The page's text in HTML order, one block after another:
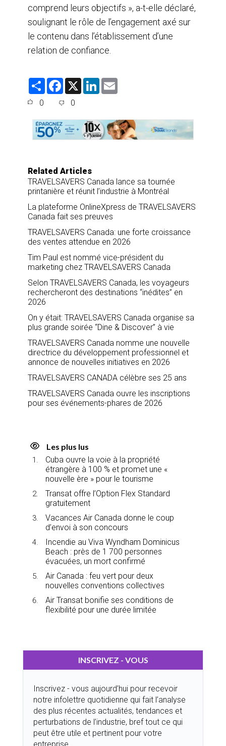
comprend leurs objectifs », a-t-elle déclaré,
soulignant le rôle de l’engagement axé sur
le contenu dans l’établissement d’une
relation de confiance.
S
F
e
o
o
k
X
L
d
I
n
0 0
Related Articles
TRAVELSAVERS Canada lance sa tournée
printanière et réunit l’industrie à Montréal
La plateforme OnlineXpress de TRAVELSAVERS
Canada fait ses preuves
TRAVELSAVERS Canada: une forte croissance
des ventes attendue en 2026
Tim Paul est nommé vice-président du
marketing chez TRAVELSAVERS Canada
Selon TRAVELSAVERS Canada, les voyageurs
rechercheront des destinations “inédites” en
2026
On y était: TRAVELSAVERS Canada organise sa
plus grande soirée “Dine & Discover” à vie
TRAVELSAVERS Canada nomme une nouvelle
directrice du développement professionnel et
annonce de nouvelles initiatives en 2026
TRAVELSAVERS CANADA célèbre ses 25 ans
TRAVELSAVERS Canada ouvre les inscriptions
pour ses événements-phares de 2026
Les plus lus
Cuba ouvre la voie à la propriété
étrangère à 100 % et promet une «
nouvelle ère » pour le tourisme
Transat offre l’Option Flex Standard
gratuitement
Vacances Air Canada donne le coup
d’envoi à son concours
Incendie au Viva Wyndham Dominicus
Beach : près de 1 700 personnes
évacuées, un mort confirmé
Air Canada : feu vert pour deux
nouvelles conventions collectives
Air Transat bonifie ses conditions de
flexibilité pour une durée limitée
INSCRIVEZ - VOUS
Inscrivez - vous aujourd’hui pour recevoir
notre infolettre quotidienne qui fait l’analyse
des plus récentes actualités, tendances et
perturbations de l’industrie, bref tout ce qui
peut être utile et pertinent pour votre